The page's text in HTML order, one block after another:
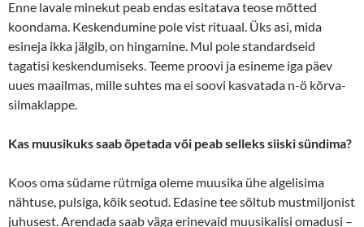
Enne lavale minekut peab endas esitatava teose mõtted
koondama. Keskendumine pole vist rituaal. Üks asi, mida
esineja ikka jälgib, on hingamine. Mul pole standardseid
tagatisi keskendumiseks. Teeme proovi ja esineme iga päev
uues maailmas, mille suhtes ma ei soovi kasvatada n-ö kõrva-
silmaklappe.
Kas muusikuks saab õpetada või peab selleks siiski sündima?
Koos oma südame rütmiga oleme muusika ühe algelisima
nähtuse, pulsiga, kõik seotud. Edasine tee sõltub mustmiljonist
juhusest. Arendada saab väga erinevaid muusikalisi omadusi –